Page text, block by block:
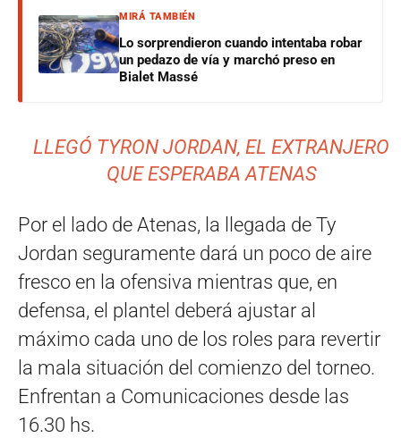
MIRÁ TAMBIÉN
Lo sorprendieron cuando intentaba robar
un pedazo de vía y marchó preso en
Bialet Massé
LLEGÓ TYRON JORDAN, EL EXTRANJERO
QUE ESPERABA ATENAS
Por el lado de Atenas, la llegada de Ty
Jordan seguramente dará un poco de aire
fresco en la ofensiva mientras que, en
defensa, el plantel deberá ajustar al
máximo cada uno de los roles para revertir
la mala situación del comienzo del torneo.
Enfrentan a Comunicaciones desde las
16.30 hs.